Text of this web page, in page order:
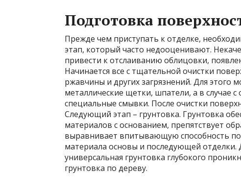
Подготовка
Прежде чем приступать к отделке,
этап, который часто недооценивают.
привести к отслаиванию облицовки,
Начинается все с тщательной очистки
ржавчины и других загрязнений. Для этого
металлические щетки, шпатели, а в случае
специальные смывки. После очистки
Следующий этап – грунтовка. Грунтовка
материалов с основанием, препятствует
выравнивает впитывающую способность
материала основы и последующей отделки.
универсальная грунтовка глубокого
грунтовка по дереву.